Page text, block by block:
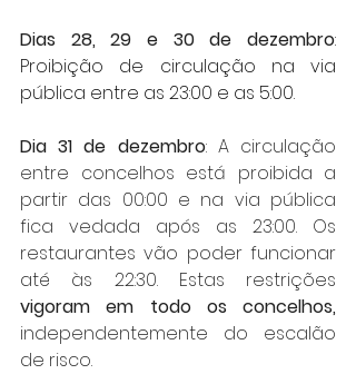
Dias 28, 29 e 30 de dezembro:
Proibição de circulação na via
pública entre as 23:00 e as 5:00.
Dia 31 de dezembro: A circulação
entre concelhos está proibida a
partir das 00:00 e na via pública
fica vedada após as 23:00. Os
restaurantes vão poder funcionar
vigoram em todo os concelhos,
independentemente do escalão
de risco.